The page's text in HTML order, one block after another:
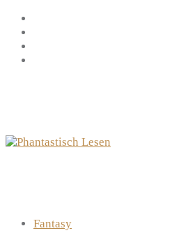
Zum
Inhalt
springen
Fantasy